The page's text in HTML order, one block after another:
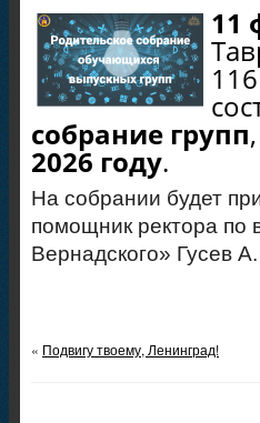
11
собрание групп,
2026 году.
На собрании будет
помощник ректора
Вернадского» Гусев
« Подвигу твоему, Ленинград!